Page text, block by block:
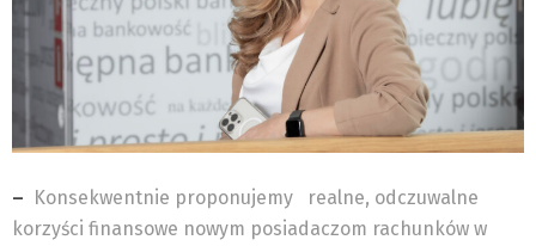
– Konsekwentnie proponujemy
realne, odczuwalne
korzyści finansowe nowym posiadaczom rachunków w